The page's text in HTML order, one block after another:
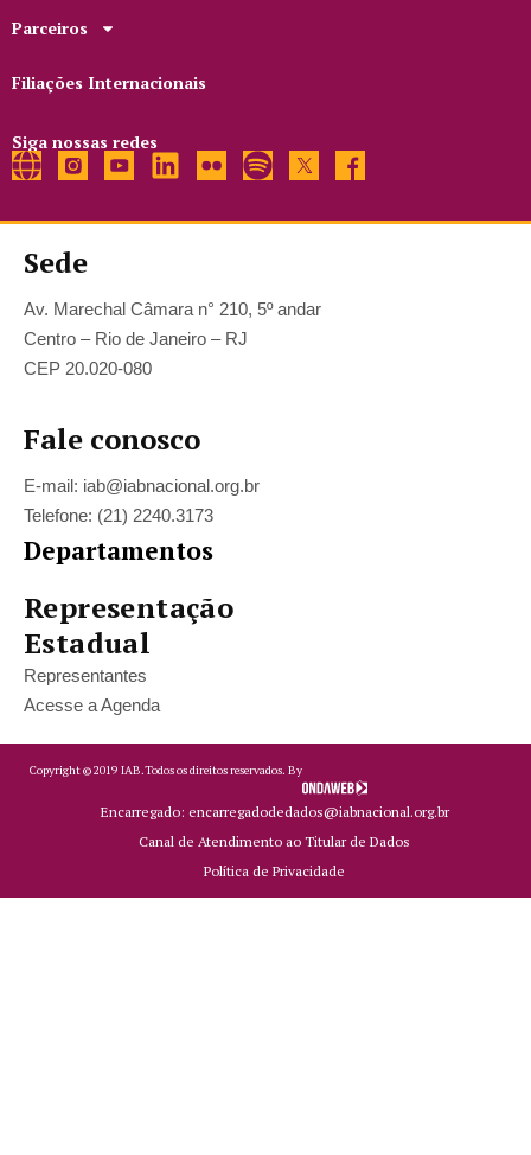
Parceiros
Filiações Internacionais
Siga nossas redes
Sede
Av. Marechal Câmara n° 210, 5º andar
Centro – Rio de Janeiro – RJ
CEP 20.020-080
Fale conosco
E-mail: iab@iabnacional.org.br
Telefone: (21) 2240.3173
Departamentos
Representação
Estadual
Representantes
Acesse a Agenda
Copyright ©2019 IAB.Todos os direitos reservados. By
Encarregado: encarregadodedados@iabnacional.org.br
Canal de Atendimento ao Titular de Dados
Política de Privacidade